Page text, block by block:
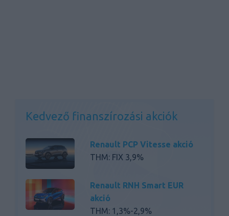
Kedvező finanszírozási akciók
Renault PCP Vitesse akció
THM: FIX 3,9%
Renault RNH Smart EUR
akció
THM: 1,3%-2,9%